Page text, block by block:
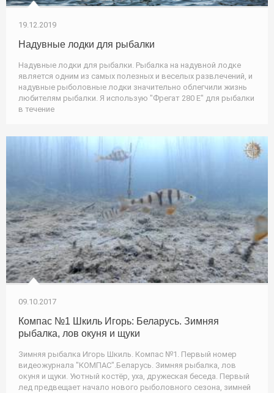
19.12.2019
Надувные лодки для рыбалки
Надувные лодки для рыбалки. Рыбалка на надувной лодке
является одним из самых полезных и веселых развлечений, и
надувные рыболовные лодки значительно облегчили жизнь
любителям рыбалки. Я использую "Фрегат 280 Е" для рыбалки
в течение
09.10.2017
Компас №1 Шкиль Игорь: Беларусь. Зимняя
рыбалка, лов окуня и щуки
Зимняя рыбалка Игорь Шкиль. Компас №1. Первый номер
видеожурнала "КОМПАС".Беларусь. Зимняя рыбалка, лов
окуня и щуки. Уютный костёр, уха, дружеская беседа. Первый
лед предвещает начало нового рыболовного сезона, зимней